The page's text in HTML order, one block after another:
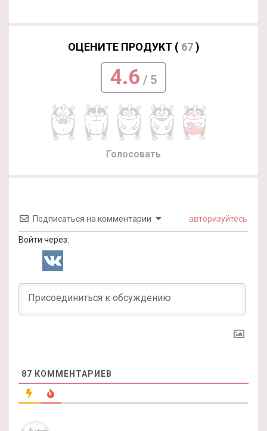
ОЦЕНИТЕ ПРОДУКТ ( 67)
4.6 / 5
Голосовать
Подписаться на комментарии авторизуйтесь
Войти через:
87 КОММЕНТАРИЕВ